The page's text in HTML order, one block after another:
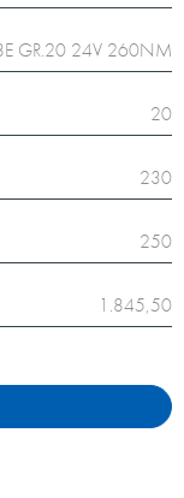
GR.20 24V 260NM
20
230
250
1.845,50